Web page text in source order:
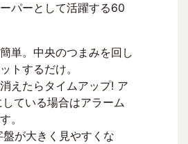
パーとして活躍する60
単。中央のつまみを回し
トするだけ。
えたらタイムアップ! ア
ている場合はアラーム
。
が大きく見やすくな